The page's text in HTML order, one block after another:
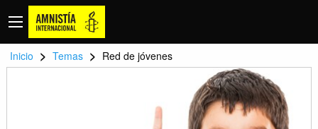
Inicio > Temas > Red de jóvenes